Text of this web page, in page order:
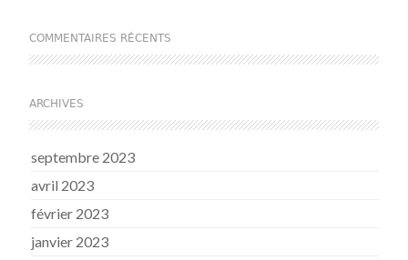
COMMENTAIRES RÉCENTS
ARCHIVES
septembre 2023
avril 2023
février 2023
janvier 2023